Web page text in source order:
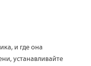
и где она
устанавливайте